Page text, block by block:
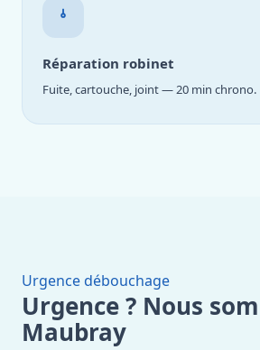
Réparation robinet
Fuite, cartouche, joint — 20 min chrono.
Urgence débouchage
Urgence ? Nous
Maubray